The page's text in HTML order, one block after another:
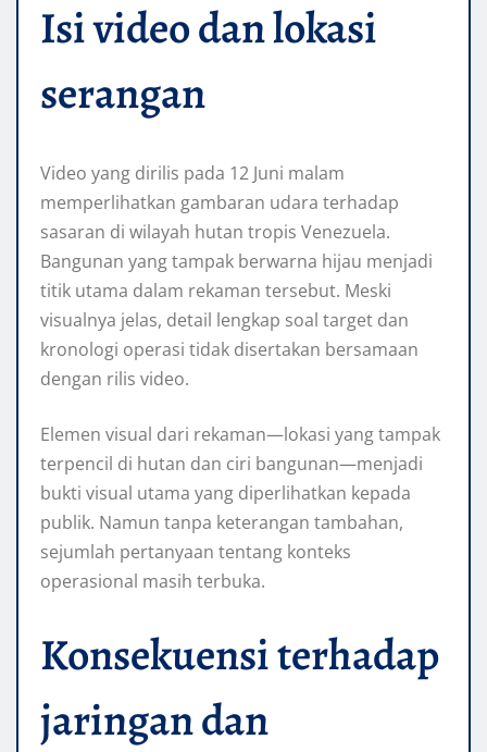
Isi video dan lokasi
serangan
Video yang dirilis pada 12 Juni malam
memperlihatkan gambaran udara terhadap
sasaran di wilayah hutan tropis Venezuela.
Bangunan yang tampak berwarna hijau menjadi
titik utama dalam rekaman tersebut. Meski
visualnya jelas, detail lengkap soal target dan
kronologi operasi tidak disertakan bersamaan
dengan rilis video.
Elemen visual dari rekaman—lokasi yang tampak
terpencil di hutan dan ciri bangunan—menjadi
bukti visual utama yang diperlihatkan kepada
publik. Namun tanpa keterangan tambahan,
sejumlah pertanyaan tentang konteks
operasional masih terbuka.
Konsekuensi terhadap
jaringan dan